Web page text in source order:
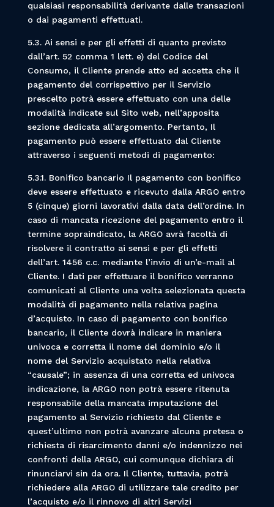
qualsiasi responsabilità derivante dalle transazioni
o dai pagamenti effettuati.
5.3. Ai sensi e per gli effetti di quanto previsto
dall’art. 52 comma 1 lett. e) del Codice del
Consumo, il Cliente prende atto ed accetta che il
pagamento del corrispettivo per il Servizio
prescelto potrà essere effettuato con una delle
modalità indicate sul Sito web, nell’apposita
sezione dedicata all’argomento. Pertanto, Il
pagamento può essere effettuato dal Cliente
attraverso i seguenti metodi di pagamento:
5.3.1. Bonifico bancario Il pagamento con bonifico
deve essere effettuato e ricevuto dalla ARGO entro
5 (cinque) giorni lavorativi dalla data dell’ordine. In
caso di mancata ricezione del pagamento entro il
termine sopraindicato, la ARGO avrà facoltà di
risolvere il contratto ai sensi e per gli effetti
dell’art. 1456 c.c. mediante l’invio di un’e-mail al
Cliente. I dati per effettuare il bonifico verranno
comunicati al Cliente una volta selezionata questa
modalità di pagamento nella relativa pagina
d’acquisto. In caso di pagamento con bonifico
bancario, il Cliente dovrà indicare in maniera
univoca e corretta il nome del dominio e/o il
nome del Servizio acquistato nella relativa
“causale”; in assenza di una corretta ed univoca
indicazione, la ARGO non potrà essere ritenuta
responsabile della mancata imputazione del
pagamento al Servizio richiesto dal Cliente e
quest’ultimo non potrà avanzare alcuna pretesa o
richiesta di risarcimento danni e/o indennizzo nei
confronti della ARGO, cui comunque dichiara di
rinunciarvi sin da ora. Il Cliente, tuttavia, potrà
richiedere alla ARGO di utilizzare tale credito per
l’acquisto e/o il rinnovo di altri Servizi